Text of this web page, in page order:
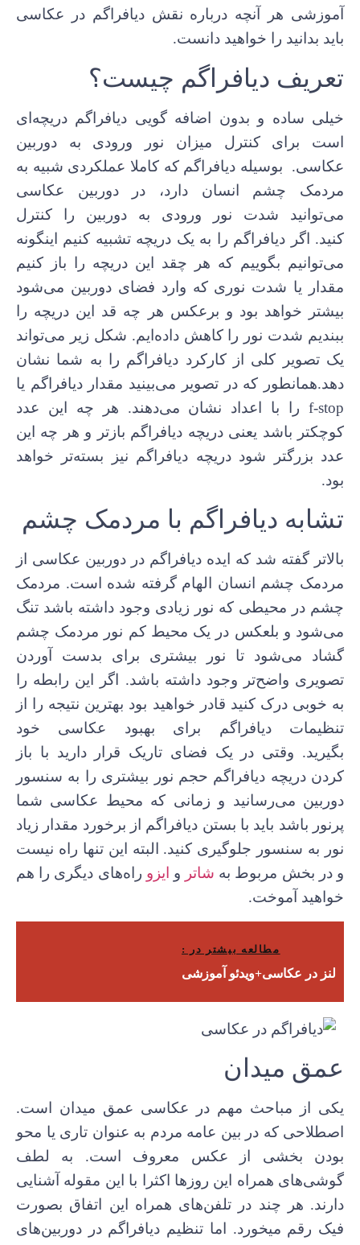
آموزشی هر آنچه درباره نقش دیافراگم در عکاسی
باید بدانید را خواهید دانست.
تعریف دیافراگم چیست؟
خیلی ساده و بدون اضافه گویی دیافراگم دریچه‌ای
است برای کنترل میزان نور ورودی به دوربین
عکاسی. بوسیله دیافراگم که کاملا عملکردی شبیه به
مردمک چشم انسان دارد، در دوربین عکاسی
می‌توانید شدت نور ورودی به دوربین را کنترل
کنید. اگر دیافراگم را به یک دریچه تشبیه کنیم اینگونه
می‌توانیم بگوییم که هر چقد این دریچه را باز کنیم
مقدار یا شدت نوری که وارد فضای دوربین می‌شود
بیشتر خواهد بود و برعکس هر چه قد این دریچه را
ببندیم شدت نور را کاهش داده‌ایم. شکل زیر می‌تواند
یک تصویر کلی از کارکرد دیافراگم را به شما نشان
دهد.همانطور که در تصویر می‌بینید مقدار دیافراگم یا
f-stop را با اعداد نشان می‌دهند. هر چه این عدد
کوچکتر باشد یعنی دریچه دیافراگم بازتر و هر چه این
عدد بزرگتر شود دریچه دیافراگم نیز بسته‌تر خواهد
بود.
تشابه دیافراگم با مردمک چشم
بالاتر گفته شد که ایده دیافراگم در دوربین عکاسی از
مردمک چشم انسان الهام گرفته شده است. مردمک
چشم در محیطی که نور زیادی وجود داشته باشد تنگ
می‌شود و بلعکس در یک محیط کم نور مردمک چشم
گشاد می‌شود تا نور بیشتری برای بدست آوردن
تصویری واضح‌تر وجود داشته باشد. اگر این رابطه را
به خوبی درک کنید قادر خواهید بود بهترین نتیجه را از
تنظیمات دیافراگم برای بهبود عکاسی خود
بگیرید. وقتی در یک فضای تاریک قرار دارید با باز
کردن دریچه دیافراگم حجم نور بیشتری را به سنسور
دوربین می‌رسانید و زمانی که محیط عکاسی شما
پرنور باشد باید با بستن دیافراگم از برخورد مقدار زیاد
نور به سنسور جلوگیری کنید. البته این تنها راه نیست
و در بخش مربوط بهشاتر و ایزوراه‌های دیگری را هم
خواهید آموخت.
مطالعه بیشتر در :
لنز در عکاسی+ویدئو آموزشی
عمق میدان
یکی از مباحث مهم در عکاسی عمق میدان است.
اصطلاحی که در بین عامه مردم به عنوان تاری یا محو
بودن بخشی از عکس معروف است. به لطف
گوشی‌های همراه این روزها اکثرا با این مقوله آشنایی
دارند. هر چند در تلفن‌های همراه این اتفاق بصورت
فیک رقم میخورد. اما تنظیم دیافراگم در دوربین‌های